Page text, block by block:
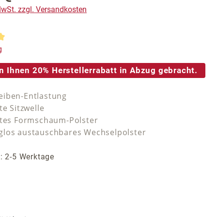
zzgl. Versandkosten
Bewertung von 5 von 5 Sternen
Ihnen 20% Herstellerrabatt in Abzug gebracht.
Entlastung
Sitzwelle
Formschaum-Polster
austauschbares Wechselpolster
2-5 Werktage